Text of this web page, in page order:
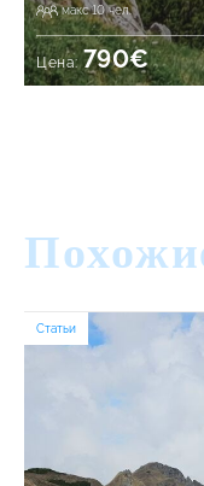
макс 10 чел.
Цена:790€
Статьи